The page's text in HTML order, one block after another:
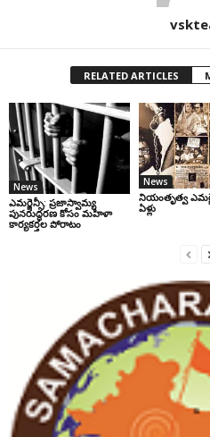
RELATED ARTICLES
News
ఎమర్జెన్సీ: ప్రజాస్వామ్య
పునరుద్ధరణ కోసం మహిళా
కార్యకర్తల పోరాటం
News
నియంతృత్వ
ఏళ్లు